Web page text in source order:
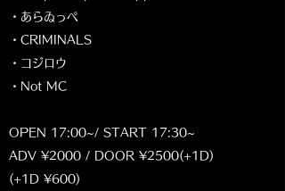
・あらゐっぺ
・CRIMINALS
・コジロウ
・Not MC
OPEN 17:00~/ START 17:30~
ADV ¥2000 / DOOR ¥2500(+1D)
(+1D ¥600)